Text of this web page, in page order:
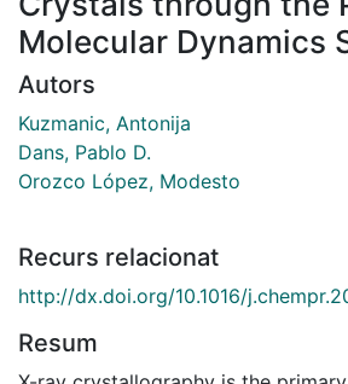
Molecular Dynamics
Autors
Kuzmanic, Antonija
Dans, Pablo D.
Orozco López, Modesto
Recurs relacionat
http://dx.doi.org/10.1016/
Resum